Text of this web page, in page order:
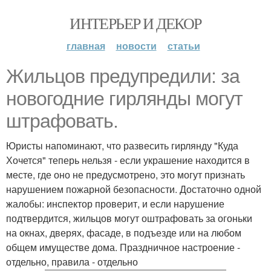
ИНТЕРЬЕР И ДЕКОР
главная новости статьи
Жильцов предупредили: за
новогодние гирлянды могут
штрафовать.
Юристы напоминают, что развесить гирлянду "Куда
Хочется" теперь нельзя - если украшение находится в
месте, где оно не предусмотрено, это могут признать
нарушением пожарной безопасности. Достаточно одной
жалобы: инспектор проверит, и если нарушение
подтвердится, жильцов могут оштрафовать за огоньки
на окнах, дверях, фасаде, в подъезде или на любом
общем имуществе дома. Праздничное настроение -
отдельно, правила - отдельно